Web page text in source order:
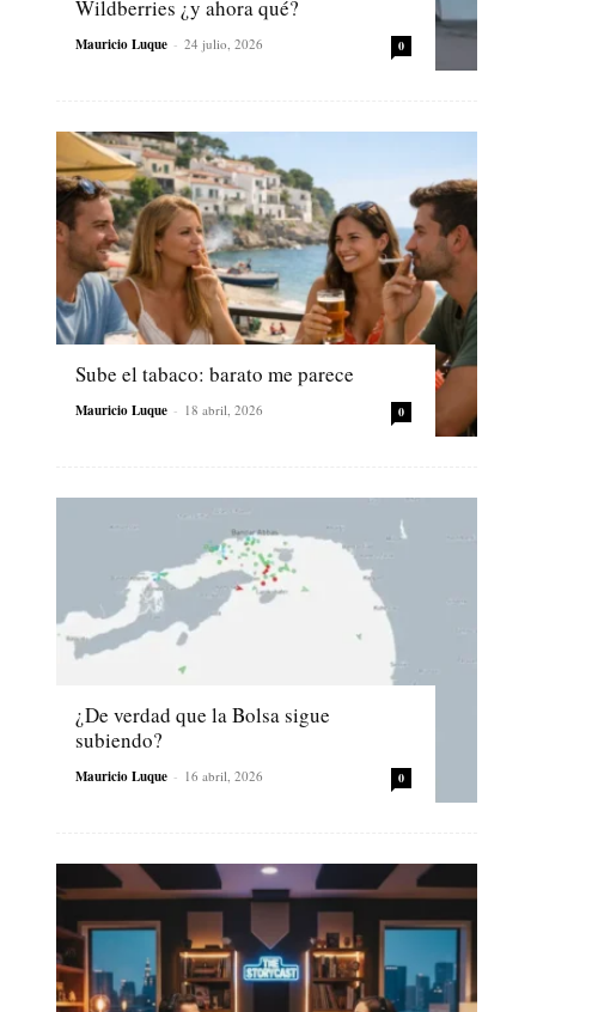
Wildberries ¿y ahora qué?
Mauricio Luque - 24 julio, 2026 0
Sube el tabaco: barato me parece
Mauricio Luque - 18 abril, 2026 0
¿De verdad que la Bolsa sigue
subiendo?
Mauricio Luque - 16 abril, 2026 0